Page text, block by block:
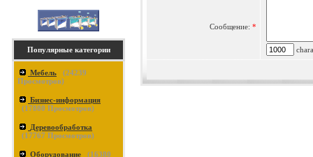
Популярные категории
Мебель (24239
Просмотров)
Бизнес-информация
(17880 Просмотров)
Деревообработка
(17767 Просмотров)
Оборудование (16380
Сообщение: *